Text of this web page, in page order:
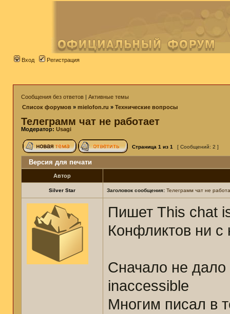
Вход Регистрация
Сообщения без ответов | Активные темы
Список форумов » mielofon.ru » Технические вопросы
Телеграмм чат не работает
Модератор: Usagi
Страница 1 из 1 [ Сообщений: 2 ]
Версия для печати
Автор
Silver Star Заголовок сообщения: Телеграмм чат не
Пишет This chat
Конфликтов ни
Сначало не дало
inaccessible
Многим писал в